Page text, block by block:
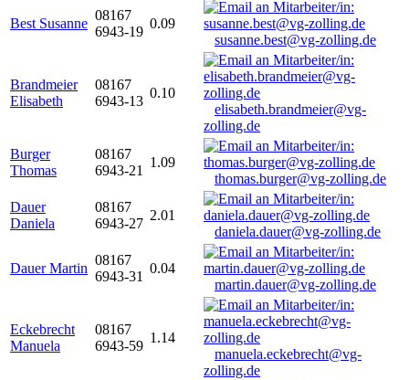
Best Susanne
08167
6943-19
0.09
susanne.best@vg-zolling.de
Brandmeier
Elisabeth
08167
6943-13
0.10
elisabeth.brandmeier@vg-
zolling.de
Burger
Thomas
08167
6943-21
1.09
thomas.burger@vg-zolling.de
Dauer
Daniela
08167
6943-27
2.01
daniela.dauer@vg-zolling.de
Dauer Martin
08167
6943-31
0.04
martin.dauer@vg-zolling.de
Eckebrecht
Manuela
08167
6943-59
1.14
manuela.eckebrecht@vg-
zolling.de